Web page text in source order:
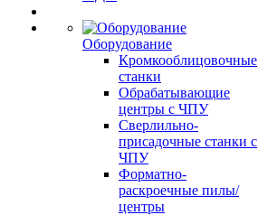
Оборудование
Кромкооблицовочные
станки
Обрабатывающие
центры с ЧПУ
Сверлильно-
присадочные станки с
ЧПУ
Форматно-
раскроечные пилы/
центры